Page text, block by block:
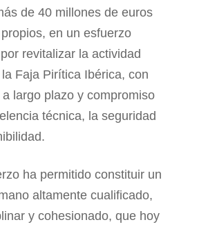
de 40 millones de euros
en un esfuerzo
revitalizar la actividad
Faja Pirítica Ibérica, con
largo plazo y compromiso
técnica, la seguridad
ha permitido constituir un
altamente cualificado,
y cohesionado, que hoy